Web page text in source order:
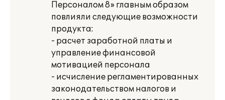
Персоналом 8» главным образом
повлияли следующие возможности
продукта:
- расчет заработной платы и
управление финансовой
мотивацией персонала
- исчисление регламентированных
законодательством налогов и